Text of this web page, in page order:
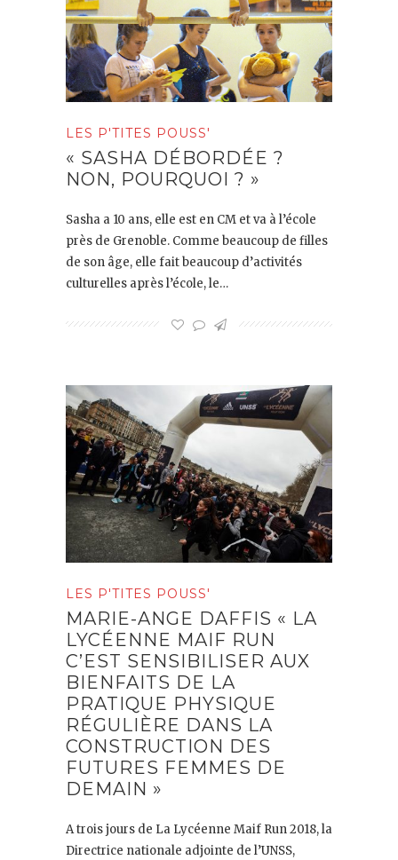
LES P'TITES POUSS'
« SASHA DÉBORDÉE ?
NON, POURQUOI ? »
Sasha a 10 ans, elle est en CM et va à l’école
près de Grenoble. Comme beaucoup de filles
de son âge, elle fait beaucoup d’activités
culturelles après l’école, le…
LES P'TITES POUSS'
MARIE-ANGE DAFFIS « LA
LYCÉENNE MAIF RUN
C’EST SENSIBILISER AUX
BIENFAITS DE LA
PRATIQUE PHYSIQUE
RÉGULIÈRE DANS LA
CONSTRUCTION DES
FUTURES FEMMES DE
DEMAIN »
A trois jours de La Lycéenne Maif Run 2018, la
Directrice nationale adjointe de l’UNSS,